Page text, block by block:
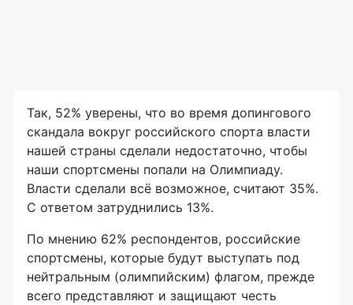
Так, 52% уверены, что во время допингового
скандала вокруг российского спорта власти
нашей страны сделали недостаточно, чтобы
наши спортсмены попали на Олимпиаду.
Власти сделали всё возможное, считают 35%.
С ответом затруднились 13%.
По мнению 62% респондентов, российские
спортсмены, которые будут выступать под
нейтральным (олимпийским) флагом, прежде
всего представляют и защищают честь